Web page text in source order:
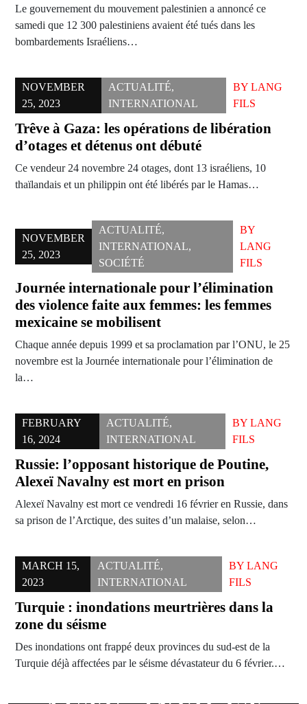
Le gouvernement du mouvement palestinien a annoncé ce
samedi que 12 300 palestiniens avaient été tués dans les
bombardements Israéliens…
NOVEMBER
25, 2023
ACTUALITÉ,
INTERNATIONAL
BY LANG
FILS
Trêve à Gaza: les opérations de libération
d’otages et détenus ont débuté
Ce vendeur 24 novembre 24 otages, dont 13 israéliens, 10
thaïlandais et un philippin ont été libérés par le Hamas…
NOVEMBER
25, 2023
ACTUALITÉ,
INTERNATIONAL,
SOCIÉTÉ
BY
LANG
FILS
Journée internationale pour l’élimination
des violence faite aux femmes: les femmes
mexicaine se mobilisent
Chaque année depuis 1999 et sa proclamation par l’ONU, le 25
novembre est la Journée internationale pour l’élimination de
la…
FEBRUARY
16, 2024
ACTUALITÉ,
INTERNATIONAL
BY LANG
FILS
Russie: l’opposant historique de Poutine,
Alexeï Navalny est mort en prison
Alexeï Navalny est mort ce vendredi 16 février en Russie, dans
sa prison de l’Arctique, des suites d’un malaise, selon…
MARCH 15,
2023
ACTUALITÉ,
INTERNATIONAL
BYLANG
FILS
Turquie : inondations meurtrières dans la
zone du séisme
Des inondations ont frappé deux provinces du sud-est de la
Turquie déjà affectées par le séisme dévastateur du 6 février.…